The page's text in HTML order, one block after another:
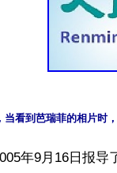
年9月16日报